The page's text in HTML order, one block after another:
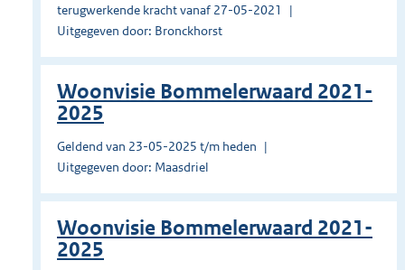
terugwerkende kracht vanaf 27-05-2021
Uitgegeven door: Bronckhorst
Woonvisie Bommelerwaard 2021-
2025
Geldend van 23-05-2025 t/m heden
Uitgegeven door: Maasdriel
Woonvisie Bommelerwaard 2021-
2025